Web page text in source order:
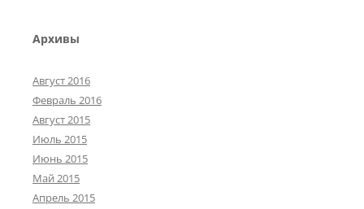
Архивы
Август 2016
Февраль 2016
Август 2015
Июль 2015
Июнь 2015
Май 2015
Апрель 2015